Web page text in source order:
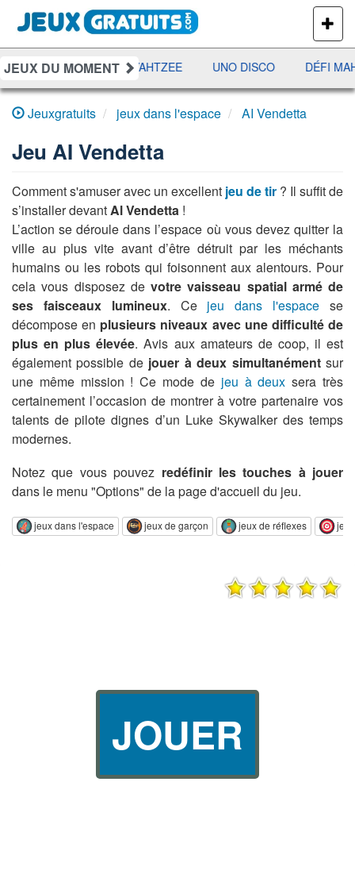
PLUS
DE
JEUX
JEUX DU MOMENT
RAMI JETX YAHTZEE UNO DISCO DÉFI
Jeuxgratuits jeux dans l'espace AI Vendetta
Jeu AI Vendetta
Comment s'amuser avec un excellent jeu de tir ? Il suffit de
s’installer devantAl Vendetta !
L’action se déroule dans l’espace où vous devez quitter la
ville au plus vite avant d’être détruit par les méchants
humains ou les robots qui foisonnent aux alentours. Pour
cela vous disposez de votre vaisseau spatial armé de
ses faisceaux lumineux. Ce jeu dans l'espace se
décompose en plusieurs niveaux avec une difficulté de
plus en plus élevée. Avis aux amateurs de coop, il est
également possible de jouer à deux simultanémentsur
une même mission ! Ce mode de jeu à deux sera très
certainement l’occasion de montrer à votre partenaire vos
talents de pilote dignes d’un Luke Skywalker des temps
modernes.
Notez que vous pouvez redéfinir les touches à jouer
dans le menu "Options" de la page d'accueil du jeu.
jeux dans l'espace jeux de garçon jeux de réflexes
JOUER